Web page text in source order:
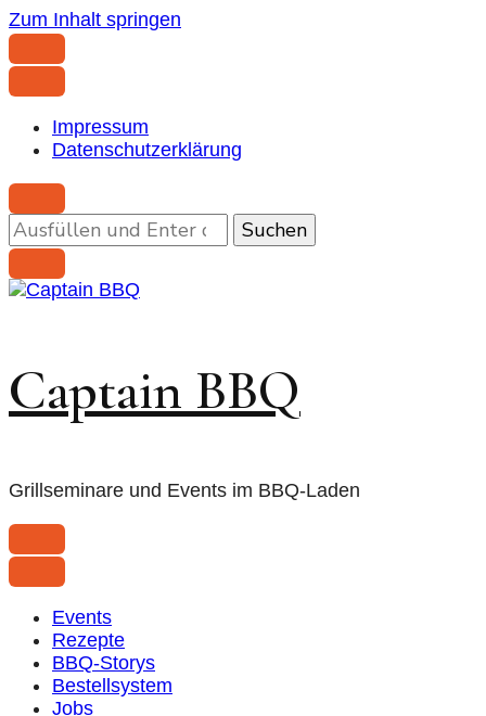
Zum Inhalt springen
Impressum
Datenschutzerklärung
Suchst
du
nach
etwas?
Captain BBQ
Grillseminare und Events im BBQ-Laden
Events
Rezepte
BBQ-Storys
Bestellsystem
Jobs